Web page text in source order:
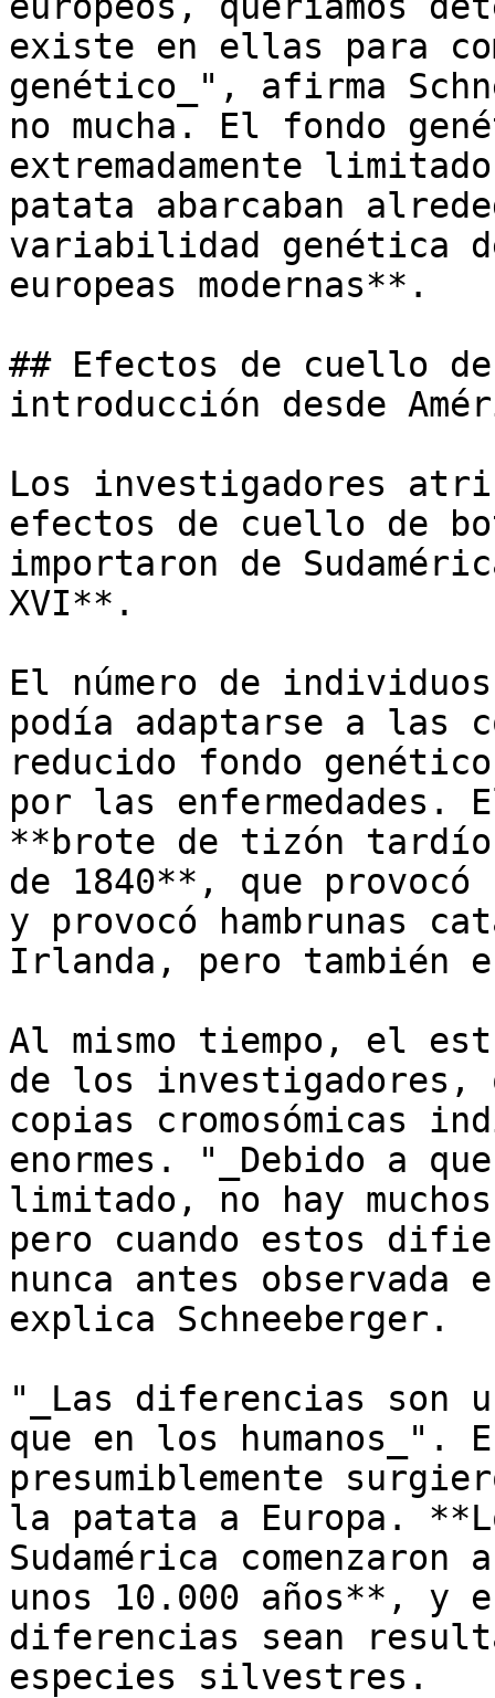
existe en ellas para
genético_", afirma
no mucha. El fondo
extremadamente
patata abarcaban
variabilidad genética
europeas modernas**.
## Efectos de cuello
introducción desde
Los investigadores
efectos de cuello de
importaron de
XVI**.
El número de
podía adaptarse a las
reducido fondo
por las enfermedades.
**brote de tizón
de 1840**, que
y provocó hambrunas
Irlanda, pero también
Al mismo tiempo, el
de los
copias cromosómicas
enormes. "_Debido a
limitado, no hay
pero cuando estos
nunca antes observada
explica Schneeberger.
"_Las diferencias son
que en los humanos_".
presumiblemente
la patata a Europa.
Sudamérica
unos 10.000 años**, y
diferencias sean
especies silvestres.